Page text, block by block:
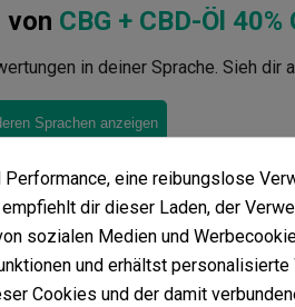
von CBG + CBD-Öl 40%
in deiner Sprache. Sieh dir
Sprachen anzeigen
Performance, eine reibungslose
dir dieser Laden, der
sozialen Medien und
und erhältst personalisierte
Cookies und der damit